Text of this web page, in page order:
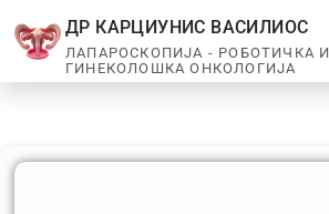
ДР КАРЦИУНИС ВАСИЛИОС
ЛАПАРОСКОПИЈА - РОБОТИЧКА И
ГИНЕКОЛОШКА ОНКОЛОГИЈА